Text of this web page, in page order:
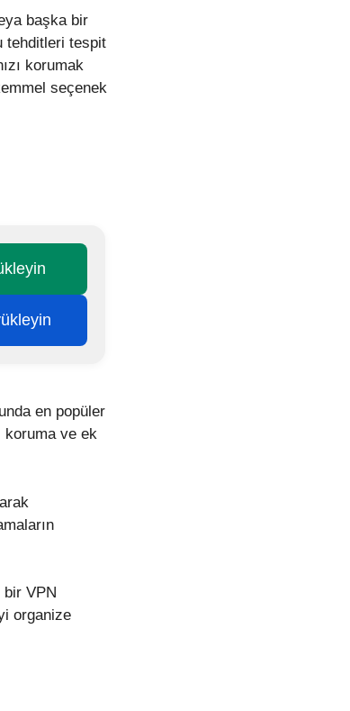
başka bir
tehditleri tespit
korumak
seçenek
en popüler
koruma ve ek
bir VPN
organize